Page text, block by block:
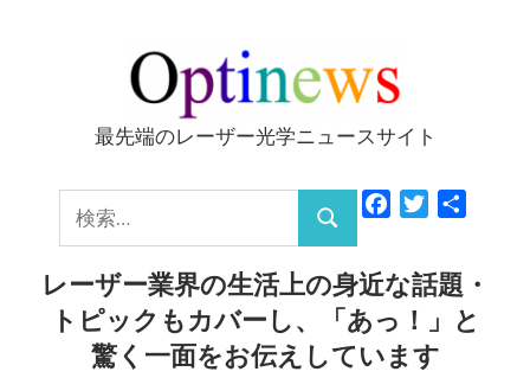
ッ
Optinews
最先端のレーザー光学ニュースサイト
索:
検
索
FacebookTwitter
レーザー業界の生活上の身近な話題・
トピックもカバーし、「あっ！」と
驚く一面をお伝えしています